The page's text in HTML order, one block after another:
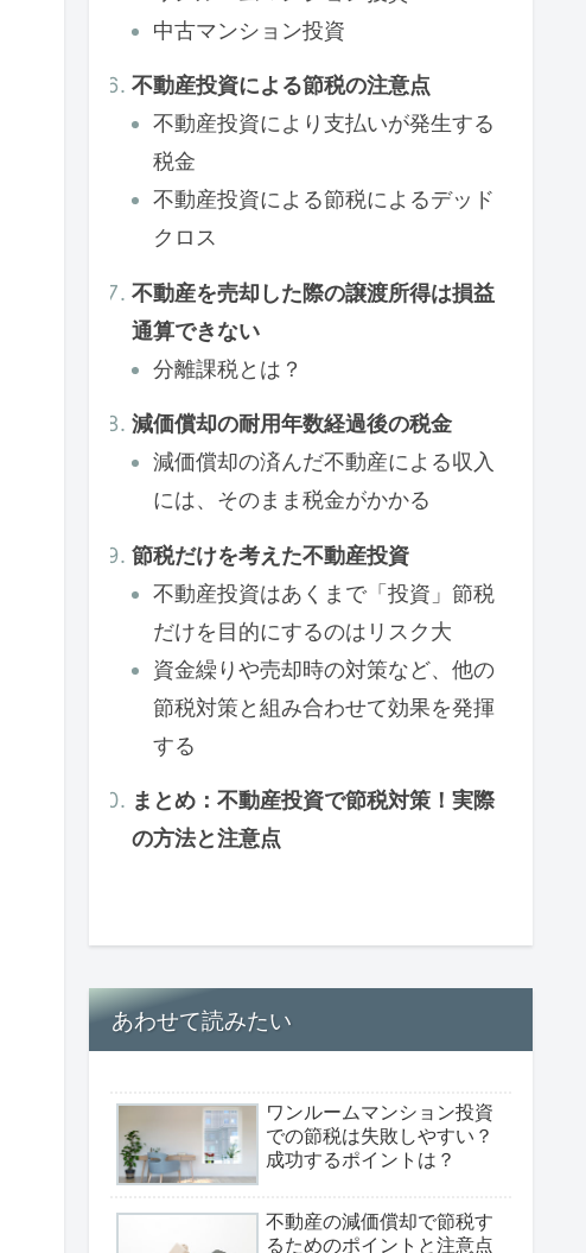
中古マンション投資
不動産投資による節税の注意点
不動産投資により支払いが発生する
税金
不動産投資による節税によるデッド
クロス
不動産を売却した際の譲渡所得は損益
通算できない
分離課税とは？
減価償却の耐用年数経過後の税金
減価償却の済んだ不動産による収入
には、そのまま税金がかかる
節税だけを考えた不動産投資
不動産投資はあくまで「投資」節税
だけを目的にするのはリスク大
資金繰りや売却時の対策など、他の
節税対策と組み合わせて効果を発揮
する
まとめ：不動産投資で節税対策！実際
の方法と注意点
あわせて読みたい
ワンルームマンション投資
での節税は失敗しやすい？
成功するポイントは？
不動産の減価償却で節税す
るためのポイントと注意点